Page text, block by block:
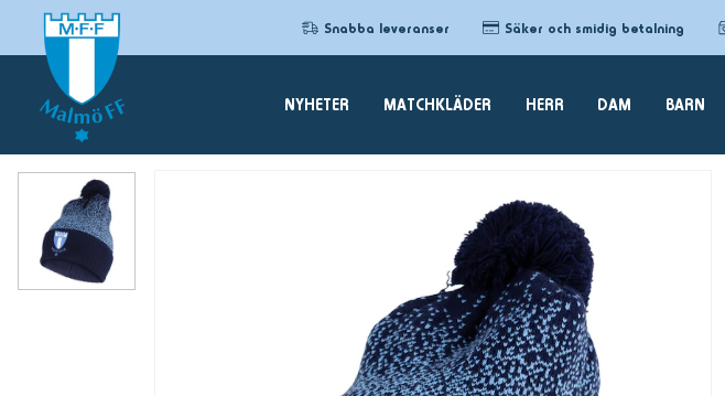
Snabba leveranser Säker och smidig betalning
NYHETER MATCHKLÄDER HERR DAM BARN